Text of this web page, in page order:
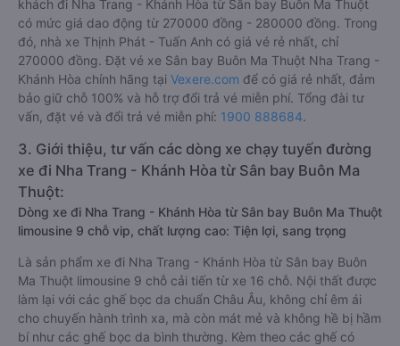
khách đi Nha Trang - Khánh Hòa từ Sân bay Buôn Ma Thuột
có mức giá dao động từ 270000 đồng - 280000 đồng. Trong
đó, nhà xe Thịnh Phát - Tuấn Anh có giá vé rẻ nhất, chỉ
270000 đồng. Đặt vé xe Sân bay Buôn Ma Thuột Nha Trang -
Khánh Hòa chính hãng tại Vexere.com để có giá rẻ nhất, đảm
bảo giữ chỗ 100% và hỗ trợ đổi trả vé miễn phí. Tổng đài tư
vấn, đặt vé và đổi trả vé miễn phí: 1900 888684.
3. Giới thiệu, tư vấn các dòng xe chạy tuyến đường
xe đi Nha Trang - Khánh Hòa từ Sân bay Buôn Ma
Thuột:
Dòng xe đi Nha Trang - Khánh Hòa từ Sân bay Buôn Ma Thuột
limousine 9 chỗ vip, chất lượng cao: Tiện lợi, sang trọng
Là sản phẩm xe đi Nha Trang - Khánh Hòa từ Sân bay Buôn
Ma Thuột limousine 9 chỗ cải tiến từ xe 16 chỗ. Nội thất được
làm lại với các ghế bọc da chuẩn Châu Âu, không chỉ êm ái
cho chuyến hành trình xa, mà còn mát mẻ và không hề bị hầm
bí như các ghế bọc da bình thường. Kèm theo các ghế có